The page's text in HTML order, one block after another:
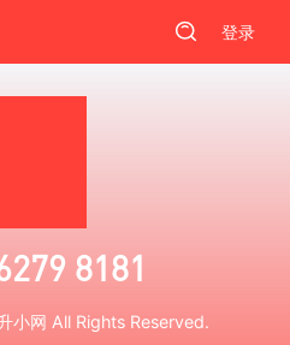
登录
8181
小网 All Rights Reserved.